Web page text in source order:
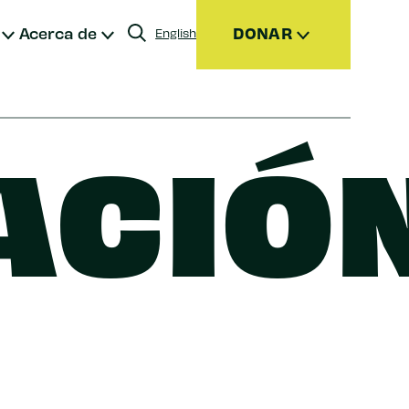
Acerca de English DONAR
por donantes (DAF)
de donar